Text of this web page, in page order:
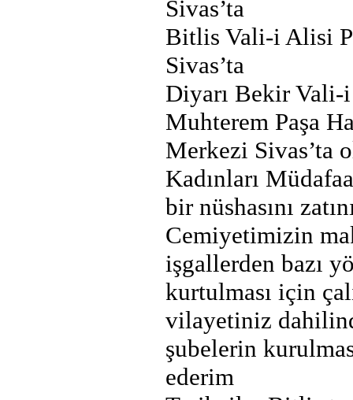
Sivas’ta
Bitlis Vali-i Alisi
Sivas’ta
Diyarı Bekir
Muhterem Paşa
Merkezi Sivas’ta
Kadınları
bir nüshasını
Cemiyetimizin
işgallerden bazı
kurtulması için
vilayetiniz
şubelerin
ederim